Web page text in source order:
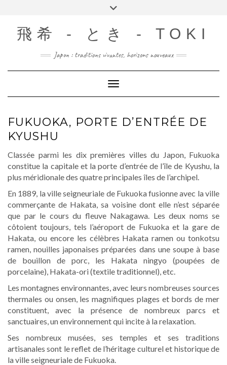
content飛希 - とき - TOKI
Japon : traditions vivantes, horizons nouveaux
Toggle Navigation
FUKUOKA, PORTE D’ENTRÉE DE
KYUSHU
Classée parmi les dix premières villes du Japon, Fukuoka
constitue la capitale et la porte d’entrée de l’île de Kyushu, la
plus méridionale des quatre principales îles de l’archipel.
En 1889, la ville seigneuriale de Fukuoka fusionne avec la ville
commerçante de Hakata, sa voisine dont elle n’est séparée
que par le cours du fleuve Nakagawa. Les deux noms se
côtoient toujours, tels l’aéroport de Fukuoka et la gare de
Hakata, ou encore les célèbres Hakata ramen ou tonkotsu
ramen, nouilles japonaises préparées dans une soupe à base
de bouillon de porc, les Hakata ningyo (poupées de
porcelaine), Hakata-ori (textile traditionnel), etc.
Les montagnes environnantes, avec leurs nombreuses sources
thermales ou onsen, les magnifiques plages et bords de mer
constituent, avec la présence de nombreux parcs et
sanctuaires, un environnement qui incite à la relaxation.
Ses nombreux musées, ses temples et ses traditions
artisanales sont le reflet de l’héritage culturel et historique de
la ville seigneuriale de Fukuoka.